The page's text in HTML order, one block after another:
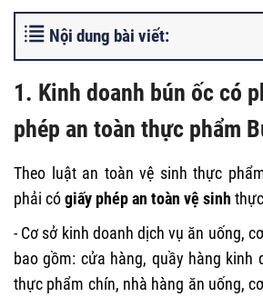
Nội dung bài viết:
1. Kinh doanh bún ốc có
phép an toàn thực phẩm
Theo luật an toàn vệ sinh thực
phải cógiấy phép an toàn vệ sinh
- Cơ sở kinh doanh dịch vụ ăn uống,
bao gồm: cửa hàng, quầy hàng kinh
thực phẩm chín, nhà hàng ăn uống,